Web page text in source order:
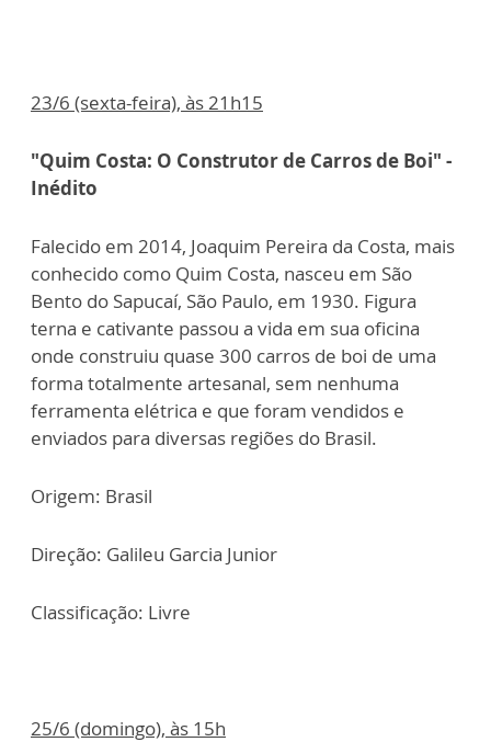
23/6 (sexta-feira), às 21h15
"Quim Costa: O Construtor de Carros de Boi" -
Inédito
Falecido em 2014, Joaquim Pereira da Costa, mais
conhecido como Quim Costa, nasceu em São
Bento do Sapucaí, São Paulo, em 1930. Figura
terna e cativante passou a vida em sua oficina
onde construiu quase 300 carros de boi de uma
forma totalmente artesanal, sem nenhuma
ferramenta elétrica e que foram vendidos e
enviados para diversas regiões do Brasil.
Origem: Brasil
Direção: Galileu Garcia Junior
Classificação: Livre
25/6 (domingo), às 15h